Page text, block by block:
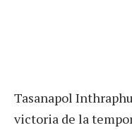
Tasanapol
victoria de la